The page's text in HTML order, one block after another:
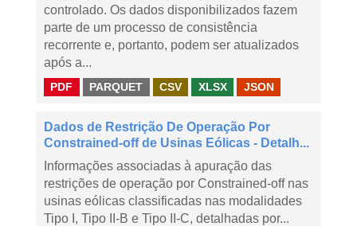
controlado. Os dados disponibilizados fazem
parte de um processo de consistência
recorrente e, portanto, podem ser atualizados
após a...
PDF PARQUET CSV XLSX JSON
Dados de Restrição De Operação Por
Constrained-off de Usinas Eólicas - Detalh...
Informações associadas à apuração das
restrições de operação por Constrained-off nas
usinas eólicas classificadas nas modalidades
Tipo I, Tipo II-B e Tipo II-C, detalhadas por...